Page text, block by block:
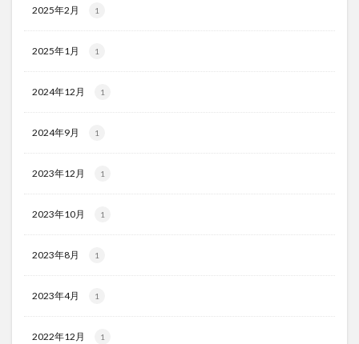
2025年2月 1
2025年1月 1
2024年12月 1
2024年9月 1
2023年12月 1
2023年10月 1
2023年8月 1
2023年4月 1
2022年12月 1